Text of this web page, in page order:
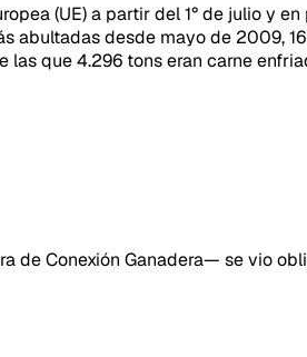
(UE) a partir del 1° de julio y
desde mayo de 2009,
que 4.296 tons eran carne
Conexión Ganadera— se vio